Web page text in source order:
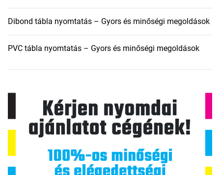
Dibond tábla nyomtatás – Gyors és minőségi megoldások
PVC tábla nyomtatás – Gyors és minőségi megoldások